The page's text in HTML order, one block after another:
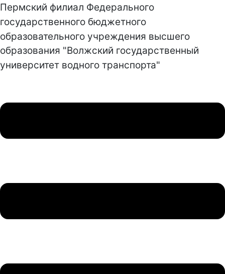
Пермский филиал Федерального
государственного бюджетного
образовательного учреждения высшего
образования "Волжский государственный
университет водного транспорта"